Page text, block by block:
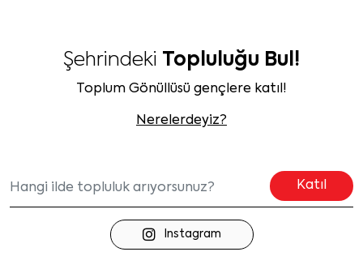
Şehrindeki Topluluğu Bul!
Toplum Gönüllüsü gençlere katıl!
Nerelerdeyiz?
Katıl
Instagram